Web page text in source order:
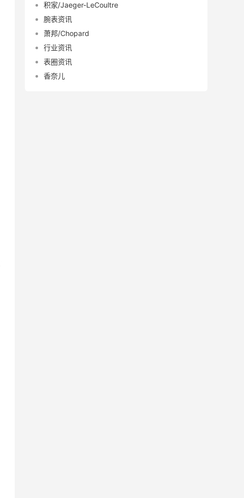
积家/Jaeger-LeCoultre
腕表资讯
萧邦/Chopard
行业资讯
表圈资讯
香奈儿